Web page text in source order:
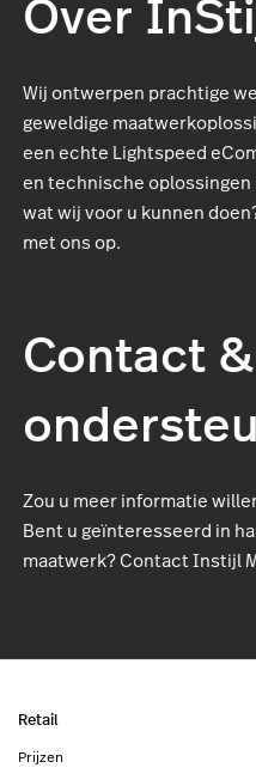
Wij ontwerpen prachtige
geweldige
een echte Lightspeed
en technische oplossingen
wat wij voor u kunnen
met ons op.
Contact &
Zou u meer informatie
Bent u geïnteresseerd in
maatwerk? Contact Instijl
Retail
Prijzen